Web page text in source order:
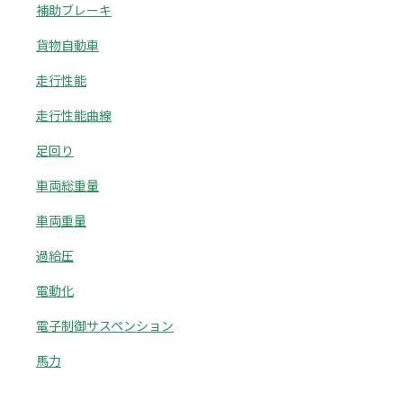
補助ブレーキ
貨物自動車
走行性能
走行性能曲線
足回り
車両総重量
車両重量
過給圧
電動化
電子制御サスペンション
馬力